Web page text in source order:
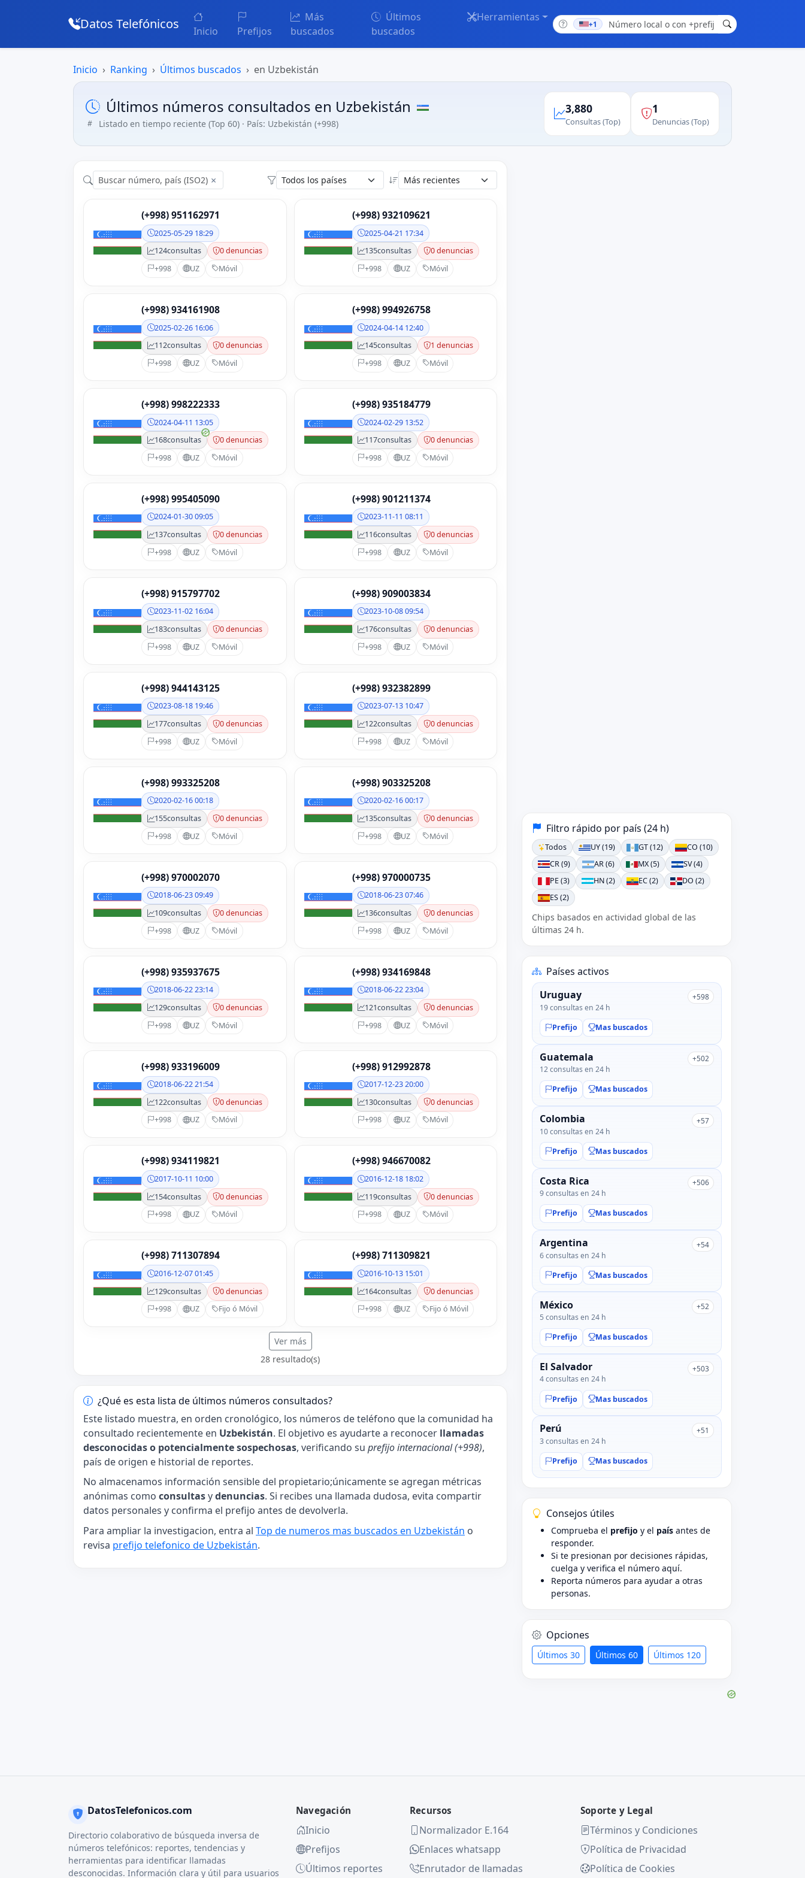
Datos Telefónicos Inicio Prefijos
Más
buscados
Últimos
buscados
Herramientas
+1
Inicio Ranking Últimos buscados en Uzbekistán
Últimos números consultados en Uzbekistán
Listado en tiempo reciente (Top 60) · País: Uzbekistán (+998)
3,880
Consultas (Top)
1
Denuncias (Top)
×
(+998) 951162971
2025-05-29 18:29
124consultas
0 denuncias
+998
UZ Móvil
(+998) 932109621
2025-04-21 17:34
135consultas
0 denuncias
+998
UZ Móvil
(+998) 934161908
2025-02-26 16:06
112consultas
0 denuncias
+998
UZ Móvil
(+998) 994926758
2024-04-14 12:40
145consultas
1 denuncias
+998
UZ Móvil
(+998) 998222333
2024-04-11 13:05
168consultas
0 denuncias
+998
UZ Móvil
(+998) 935184779
2024-02-29 13:52
117consultas
0 denuncias
+998
UZ Móvil
(+998) 995405090
2024-01-30 09:05
137consultas
0 denuncias
+998
UZ Móvil
(+998) 901211374
2023-11-11 08:11
116consultas
0 denuncias
+998
UZ Móvil
(+998) 915797702
2023-11-02 16:04
183consultas
0 denuncias
+998
UZ Móvil
(+998) 909003834
2023-10-08 09:54
176consultas
0 denuncias
+998
UZ Móvil
(+998) 944143125
2023-08-18 19:46
177consultas
0 denuncias
+998
UZ Móvil
(+998) 932382899
2023-07-13 10:47
122consultas
0 denuncias
+998
UZ Móvil
(+998) 993325208
2020-02-16 00:18
155consultas
0 denuncias
+998
UZ Móvil
(+998) 903325208
2020-02-16 00:17
135consultas
0 denuncias
+998
UZ Móvil
(+998) 970002070
2018-06-23 09:49
109consultas
0 denuncias
+998
UZ Móvil
(+998) 970000735
2018-06-23 07:46
136consultas
0 denuncias
+998
UZ Móvil
(+998) 935937675
2018-06-22 23:14
129consultas
0 denuncias
+998
UZ Móvil
(+998) 934169848
2018-06-22 23:04
121consultas
0 denuncias
+998
UZ Móvil
(+998) 933196009
2018-06-22 21:54
122consultas
0 denuncias
+998
UZ Móvil
(+998) 912992878
2017-12-23 20:00
130consultas
0 denuncias
+998
UZ Móvil
(+998) 934119821
2017-10-11 10:00
154consultas
0 denuncias
+998
UZ Móvil
(+998) 946670082
2016-12-18 18:02
119consultas
0 denuncias
+998
UZ Móvil
(+998) 711307894
2016-12-07 01:45
129consultas
0 denuncias
+998
UZ Fijo ó Móvil
(+998) 711309821
2016-10-13 15:01
164consultas
0 denuncias
+998
UZ Fijo ó Móvil
Ver más
28 resultado(s)
¿Qué es esta lista de últimos números consultados?
Este listado muestra, en orden cronológico, los números de teléfono que la comunidad ha
consultado recientemente en Uzbekistán. El objetivo es ayudarte a reconocer llamadas
desconocidas o potencialmente sospechosas, verificando su prefijo internacional (+998),
país de origen e historial de reportes.
No almacenamos información sensible del propietario;únicamente se agregan métricas
anónimas como consultasydenuncias. Si recibes una llamada dudosa, evita compartir
datos personales y confirma el prefijo antes de devolverla.
Para ampliar la investigacion, entra al Top de numeros mas buscados en Uzbekistán o
revisa prefijo telefonico de Uzbekistán.
Filtro rápido por país (24 h)
Todos UY (19) GT (12)
CO (10)
CR (9)
AR (6) MX (5)
SV (4)
PE (3)
HN (2) EC (2)
DO (2)
ES (2)
Chips basados en actividad global de las
últimas 24 h.
Países activos
Uruguay
19 consultas en 24 h
+598
Prefijo Mas buscados
Guatemala
12 consultas en 24 h
+502
Prefijo Mas buscados
Colombia
10 consultas en 24 h
+57
Prefijo Mas buscados
Costa Rica
9 consultas en 24 h
+506
Prefijo Mas buscados
Argentina
6 consultas en 24 h
+54
Prefijo Mas buscados
México
5 consultas en 24 h
+52
Prefijo Mas buscados
El Salvador
4 consultas en 24 h
+503
Prefijo Mas buscados
Perú
3 consultas en 24 h
+51
Prefijo Mas buscados
Consejos útiles
Comprueba el prefijo y el país antes de
responder.
Si te presionan por decisiones rápidas,
cuelga y verifica el número aquí.
Reporta números para ayudar a otras
personas.
Opciones
Últimos 30 Últimos 60 Últimos 120
DatosTelefonicos.com
Directorio colaborativo de búsqueda inversa de
números telefónicos: reportes, tendencias y
herramientas para identificar llamadas
desconocidas. Información clara y útil para usuarios
Navegación
Inicio
Prefijos
Últimos reportes
Recursos
Normalizador E.164
Enlaces whatsapp
Enrutador de llamadas
Soporte y Legal
Términos y Condiciones
Política de Privacidad
Política de Cookies